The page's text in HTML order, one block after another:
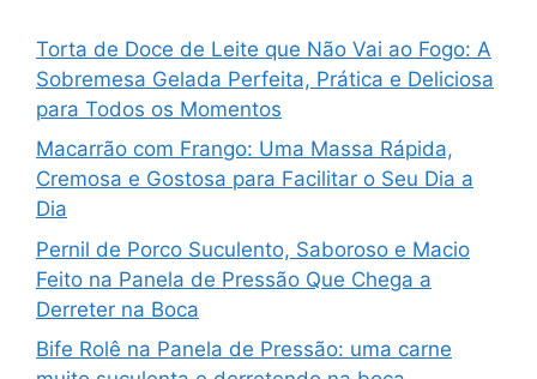
Torta de Doce de Leite que Não Vai ao Fogo: A
Sobremesa Gelada Perfeita, Prática e Deliciosa
para Todos os Momentos
Macarrão com Frango: Uma Massa Rápida,
Cremosa e Gostosa para Facilitar o Seu Dia a
Dia
Pernil de Porco Suculento, Saboroso e Macio
Feito na Panela de Pressão Que Chega a
Derreter na Boca
Bife Rolê na Panela de Pressão: uma carne